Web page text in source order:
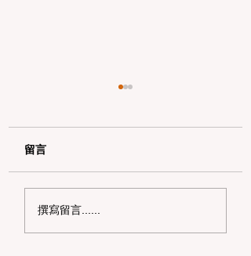
2026 湾区独立日遛娃
留言
撰寫留言......